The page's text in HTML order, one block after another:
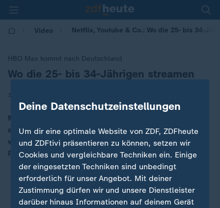
Video Netflix, Youtube & Co.: Wo die 25- bis 34-
HBO Max kommt nach Deutschland
:
Wo die 25- bis 34-Jährigen streamen
13.01.2026 | 16:49
Mit dem "Game of Thrones"-Sender HBO Max startet
ein weiterer Streaminganbieter in Deutschland. Auch
wenn der Markt inzwischen umkämpft ist: Einen klaren
Favoriten gibt es.
Deine Datenschutzeinstellungen
Um dir eine optimale Website von ZDF, ZDFheute
und ZDFtivi präsentieren zu können, setzen wir
Cookies und vergleichbare Techniken ein. Einige
der eingesetzten Techniken sind unbedingt
erforderlich für unser Angebot. Mit deiner
Zustimmung dürfen wir und unsere Dienstleister
darüber hinaus Informationen auf deinem Gerät